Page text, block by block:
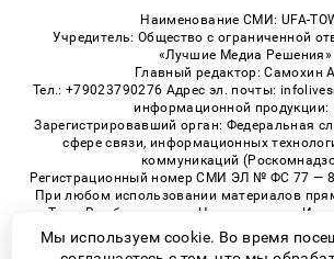
Наименование СМИ: UFA-
Учредитель: Общество с ограниченной
«Лучшие Медиа Решения»
Главный редактор: Самохин
Тел.: +79023790276 Адрес эл. почты:
информационной продукции:
Зарегистрировавший орган: Федеральная
сфере связи, информационных
коммуникаций
Регистрационный номер СМИ ЭЛ № ФС 77 —
При любом использовании материалов
Town.Ru обязательна. Цитирование в
только при наличии письменного
Мы используем cookie. Во время